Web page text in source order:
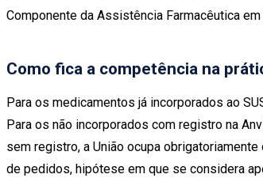
Componente da Assistência Farmacêutica
Como fica a competência na
Para os medicamentos já incorporados ao
Para os não incorporados com registro na
sem registro, a União ocupa
de pedidos, hipótese em que se considera